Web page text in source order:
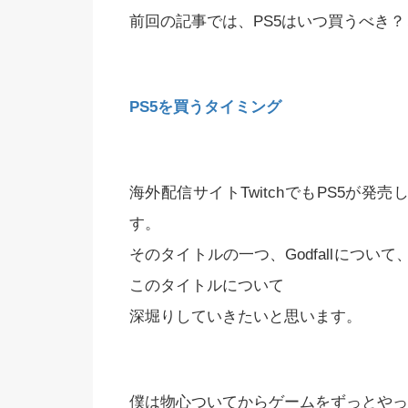
前回の記事では、PS5はいつ買うべき
PS5を買うタイミング
海外配信サイトTwitchでもPS5が発売
す。
そのタイトルの一つ、Godfallについて
このタイトルについて
深堀りしていきたいと思います。
僕は物心ついてからゲームをずっとや